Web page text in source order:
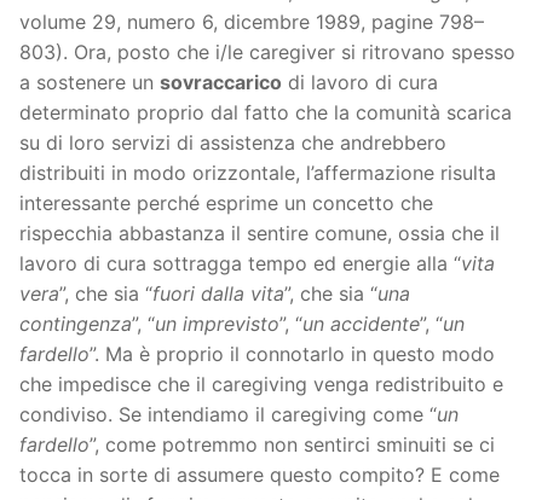
volume 29, numero 6, dicembre 1989, pagine 798–
803). Ora, posto che i/le caregiver si ritrovano spesso
a sostenere un sovraccarico di lavoro di cura
determinato proprio dal fatto che la comunità scarica
su di loro servizi di assistenza che andrebbero
distribuiti in modo orizzontale, l’affermazione risulta
interessante perché esprime un concetto che
rispecchia abbastanza il sentire comune, ossia che il
lavoro di cura sottragga tempo ed energie alla “vita
vera”, che sia “fuori dalla vita”, che sia “una
contingenza”, “un imprevisto”, “un accidente”, “un
fardello”. Ma è proprio il connotarlo in questo modo
che impedisce che il caregiving venga redistribuito e
condiviso. Se intendiamo il caregiving come “un
fardello”, come potremmo non sentirci sminuiti se ci
tocca in sorte di assumere questo compito? E come